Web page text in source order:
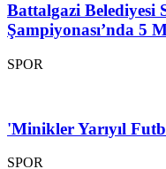
Battalgazi Belediyesi
Şampiyonası’nda 5
SPOR
'Minikler Yarıyıl
SPOR